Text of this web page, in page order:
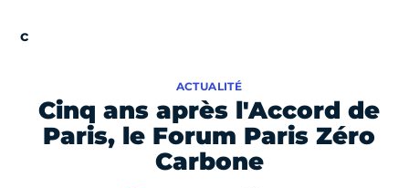
Cinq ans après l'Accord de
Paris, le Forum Paris Zéro
Carbone
ACTUALITÉ